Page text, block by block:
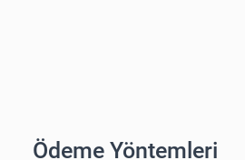
Ödeme Yöntemleri